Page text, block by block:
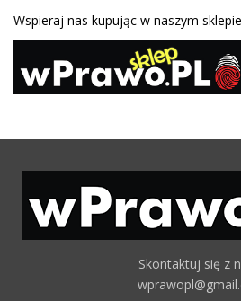
Wspieraj nas kupując w naszym
Skontaktuj się z